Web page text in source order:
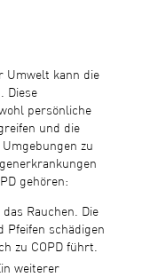
Umwelt kann die
Diese
persönliche
und die
zu
gehören:
Rauchen. Die
Pfeifen schädigen
zu COPD führt.
weiterer